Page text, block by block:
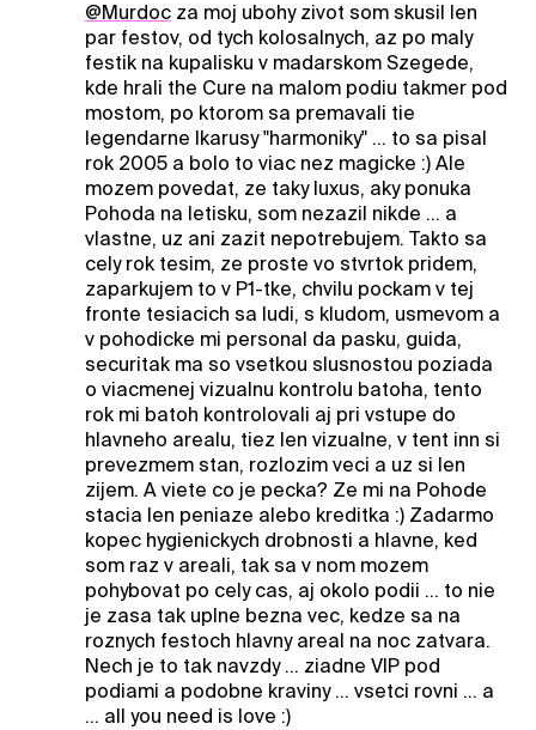
@Murdocza moj ubohy zivot som skusil len
par festov, od tych kolosalnych, az po maly
festik na kupalisku v madarskom Szegede,
kde hrali the Cure na malom podiu takmer pod
mostom, po ktorom sa premavali tie
legendarne Ikarusy "harmoniky" ... to sa pisal
rok 2005 a bolo to viac nez magicke :) Ale
mozem povedat, ze taky luxus, aky ponuka
Pohoda na letisku, som nezazil nikde ... a
vlastne, uz ani zazit nepotrebujem. Takto sa
cely rok tesim, ze proste vo stvrtok pridem,
zaparkujem to v P1-tke, chvilu pockam v tej
fronte tesiacich sa ludi, s kludom, usmevom a
v pohodicke mi personal da pasku, guida,
securitak ma so vsetkou slusnostou poziada
o viacmenej vizualnu kontrolu batoha, tento
rok mi batoh kontrolovali aj pri vstupe do
hlavneho arealu, tiez len vizualne, v tent inn si
prevezmem stan, rozlozim veci a uz si len
zijem. A viete co je pecka? Ze mi na Pohode
stacia len peniaze alebo kreditka :) Zadarmo
kopec hygienickych drobnosti a hlavne, ked
som raz v areali, tak sa v nom mozem
pohybovat po cely cas, aj okolo podii ... to nie
je zasa tak uplne bezna vec, kedze sa na
roznych festoch hlavny areal na noc zatvara.
Nech je to tak navzdy ... ziadne VIP pod
podiami a podobne kraviny ... vsetci rovni ... a
... all you need is love :)